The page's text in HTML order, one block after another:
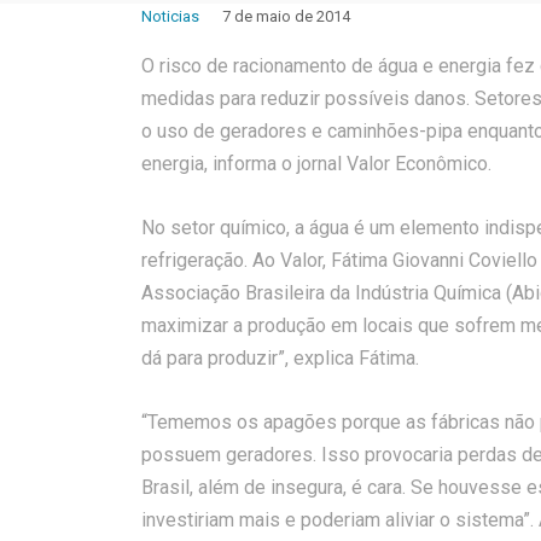
Noticias 7 de maio de 2014
O risco de racionamento de água e energia
medidas para reduzir possíveis danos.
o uso de geradores e caminhões-pipa
energia, informa o jornal Valor Econômico.
No setor químico, a água é um elemento
refrigeração. Ao Valor, Fátima Giovanni
Associação Brasileira da Indústria Química
maximizar a produção em locais que sofrem
dá para produzir”, explica Fátima.
“Tememos os apagões porque as fábricas
possuem geradores. Isso provocaria perdas
Brasil, além de insegura, é cara. Se houvesse
investiriam mais e poderiam aliviar o